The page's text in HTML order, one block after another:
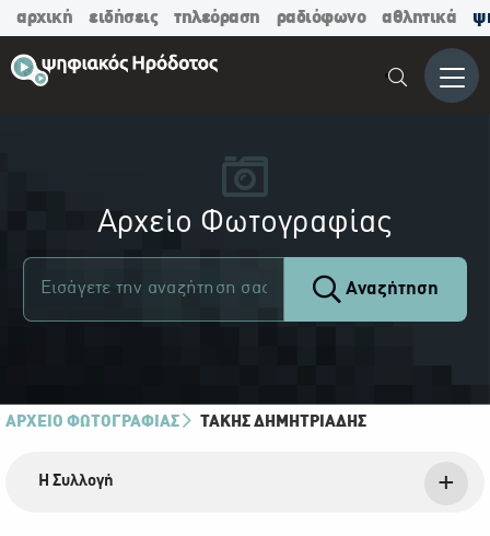
αρχική ειδήσεις τηλεόραση ραδιόφωνο αθλητικά
Μενού
Αρχείο Φωτογραφίας
Αναζήτηση
ΑΡΧΕΙΟ ΦΩΤΟΓΡΑΦΙΑΣ ΤΆΚΗΣ ΔΗΜΗΤΡΙΆΔΗΣ
Η Συλλογή